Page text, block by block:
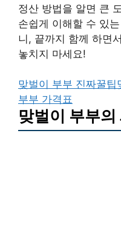
정산 방법을 알면 큰
손쉽게 이해할 수 있
니, 끝까지 함께 하면
놓치지 마세요!
맞벌이 부부 진짜꿀팁
부부 가격표
맞벌이 부부의